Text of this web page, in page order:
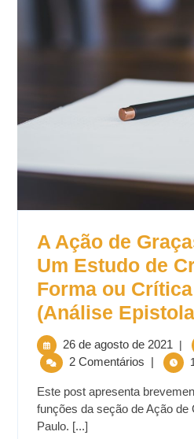
A Ação de
Um Estudo de
Forma ou
(Análise
26 de agosto de 2021 |
2 Comentários |
Este post apresenta
funções da seção de Ação
Paulo. [...]